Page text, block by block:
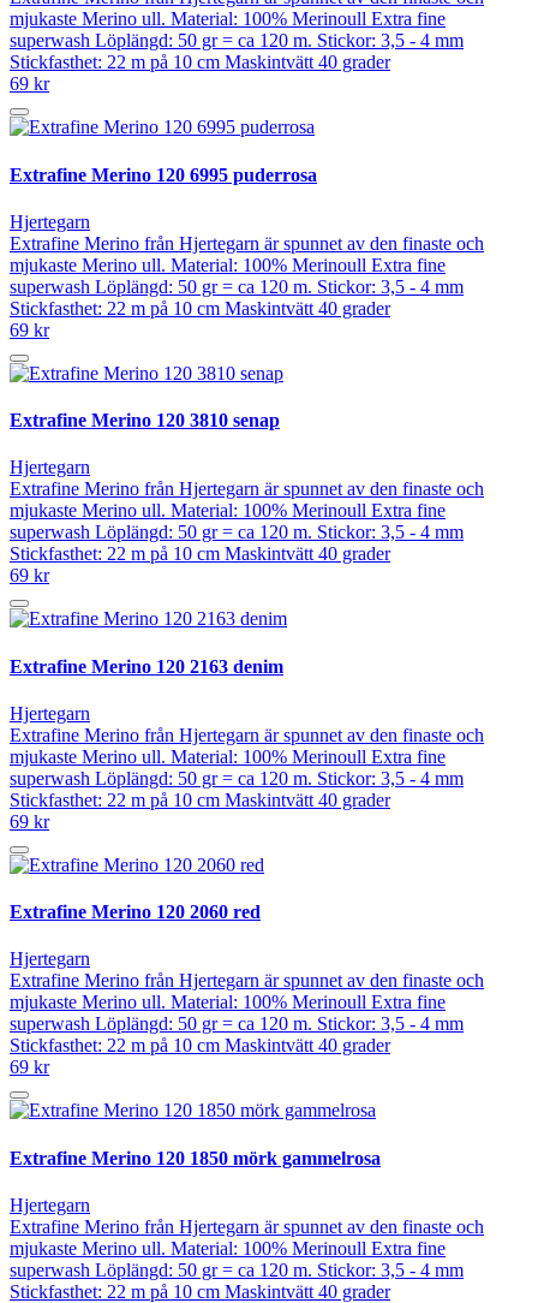
mjukaste Merino ull. Material: 100% Merinoull Extra fine
superwash Löplängd: 50 gr = ca 120 m. Stickor: 3,5 - 4 mm
Stickfasthet: 22 m på 10 cm Maskintvätt 40 grader
69 kr
Extrafine Merino 120 6995 puderrosa
Hjertegarn
Extrafine Merino från Hjertegarn är spunnet av den finaste och
mjukaste Merino ull. Material: 100% Merinoull Extra fine
superwash Löplängd: 50 gr = ca 120 m. Stickor: 3,5 - 4 mm
Stickfasthet: 22 m på 10 cm Maskintvätt 40 grader
69 kr
Extrafine Merino 120 3810 senap
Hjertegarn
Extrafine Merino från Hjertegarn är spunnet av den finaste och
mjukaste Merino ull. Material: 100% Merinoull Extra fine
superwash Löplängd: 50 gr = ca 120 m. Stickor: 3,5 - 4 mm
Stickfasthet: 22 m på 10 cm Maskintvätt 40 grader
69 kr
Extrafine Merino 120 2163 denim
Hjertegarn
Extrafine Merino från Hjertegarn är spunnet av den finaste och
mjukaste Merino ull. Material: 100% Merinoull Extra fine
superwash Löplängd: 50 gr = ca 120 m. Stickor: 3,5 - 4 mm
Stickfasthet: 22 m på 10 cm Maskintvätt 40 grader
69 kr
Extrafine Merino 120 2060 red
Hjertegarn
Extrafine Merino från Hjertegarn är spunnet av den finaste och
mjukaste Merino ull. Material: 100% Merinoull Extra fine
superwash Löplängd: 50 gr = ca 120 m. Stickor: 3,5 - 4 mm
Stickfasthet: 22 m på 10 cm Maskintvätt 40 grader
69 kr
Extrafine Merino 120 1850 mörk gammelrosa
Hjertegarn
Extrafine Merino från Hjertegarn är spunnet av den finaste och
mjukaste Merino ull. Material: 100% Merinoull Extra fine
superwash Löplängd: 50 gr = ca 120 m. Stickor: 3,5 - 4 mm
Stickfasthet: 22 m på 10 cm Maskintvätt 40 grader